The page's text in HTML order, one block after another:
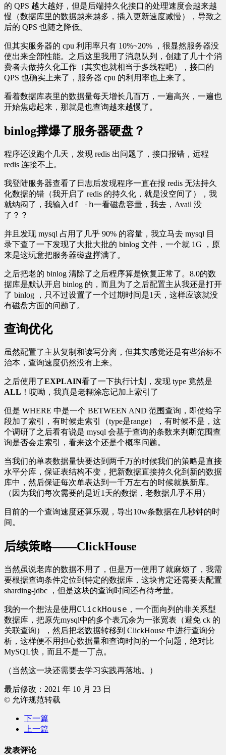
的 QPS 越大越好，但是后端持久化接口的处理速度会越来越
慢（数据库里的数据越来越多，插入更新速度减慢），导致之
后的 QPS 也随之降低。
但其实服务器的 cpu 利用率只有 10%~20% ，很显然服务器没
使出来全部性能。之后这里我用了消息队列，创建了几十个消
费者去做持久化工作（其实也就相当于多线程吧），接口的
QPS 也确实上来了，服务器 cpu 的利用率也上来了。
看着数据库表里的数据量每天增长几百万，一遍高兴，一遍也
开始焦虑起来，那就是也查询越来越慢了。
binlog撑爆了服务器硬盘？
程序还没跑个几天，发现 redis 出问题了，接口报错，远程
redis 连接不上。
我登陆服务器查看了日志后发现程序一直在报 redis 无法持久
化数据的错（我开启了 redis 的持久化，就是没空间了），我
就纳闷了，我输入 df -h一看磁盘容量，我去，Avail 没
了？？
并且发现 mysql 占用了几乎 90% 的容量，我立马去 mysql 目
录下查了一下发现了大批大批的 binlog 文件，一个就 1G ，原
来是这玩意把服务器磁盘撑满了。
之后把老的 binlog 清除了之后程序算是恢复正常了。8.0的数
据库是默认开启 binlog 的，而且为了之后配置主从我还是打开
了 binlog ，只不过设置了一个过期时间是1天，这样应该就没
有磁盘方面的问题了。
查询优化
虽然配置了主从复制和读写分离，但其实感觉还是有些治标不
治本，查询速度仍然没有上来。
之后使用了EXPLAIN看了一下执行计划，发现 type 竟然是
ALL ！哎呦，我真是老糊涂忘记加上索引了
但是 WHERE 中是一个 BETWEEN AND 范围查询，即使给字
段加了索引，有时候走索引（type是range），有时候不是，这
个调研了之后看有说是 mysql 会基于查询的条数来判断范围查
询是否会走索引，看来这个还是个概率问题。
当我们的单表数据量快要达到两千万的时候我们的策略是直接
水平分库，保证表结构不变，把新数据直接持久化到新的数据
库中，然后保证每次单表达到一千万左右的时候就换新库。
（因为我们每次需要的是近1天的数据，老数据几乎不用）
目前的一个查询速度还算乐观，导出10w条数据在几秒钟的时
间。
后续策略——ClickHouse
当然虽说老库的数据不用了，但是万一使用了就麻烦了，我需
要根据查询条件定位到特定的数据库，这块肯定还需要去配置
sharding-jdbc ，但是这块的查询时间还有待考量。
我的一个想法是使用 ClickHouse ，一个面向列的非关系型
数据库，把原先mysql中的多个表冗余为一张宽表（避免 ck 的
关联查询），然后把老数据转移到 ClickHouse 中进行查询分
析，这样便不用担心数据量和查询时间的一个问题，绝对比
MySQL快，而且不是一丁点。
（当然这一块还需要去学习实践再落地。）
最后修改：2021 年 10 月 23 日
© 允许规范转载
下一篇
上一篇
发表评论